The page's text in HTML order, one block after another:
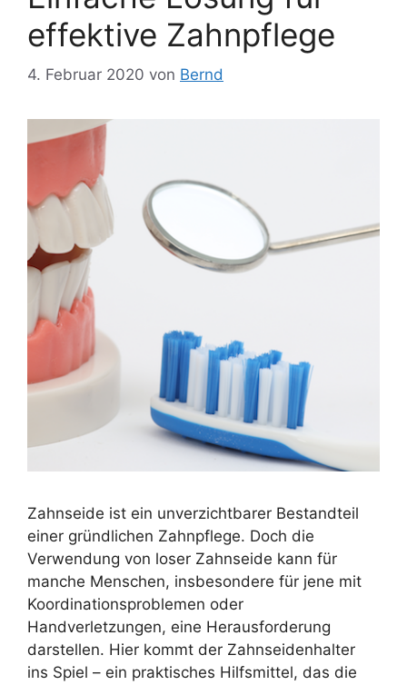
effektive Zahnpflege
4. Februar 2020 von Bernd
Zahnseide ist ein unverzichtbarer Bestandteil
einer gründlichen Zahnpflege. Doch die
Verwendung von loser Zahnseide kann für
manche Menschen, insbesondere für jene mit
Koordinationsproblemen oder
Handverletzungen, eine Herausforderung
darstellen. Hier kommt der Zahnseidenhalter
ins Spiel – ein praktisches Hilfsmittel, das die